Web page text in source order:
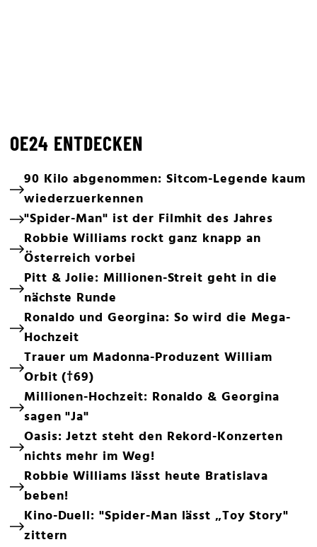
OE24 ENTDECKEN
90 Kilo abgenommen: Sitcom-Legende kaum
wiederzuerkennen
"Spider-Man" ist der Filmhit des Jahres
Robbie Williams rockt ganz knapp an
Österreich vorbei
Pitt & Jolie: Millionen-Streit geht in die
nächste Runde
Ronaldo und Georgina: So wird die Mega-
Hochzeit
Trauer um Madonna-Produzent William
Orbit (†69)
Millionen-Hochzeit: Ronaldo & Georgina
sagen "Ja"
Oasis: Jetzt steht den Rekord-Konzerten
nichts mehr im Weg!
Robbie Williams lässt heute Bratislava
beben!
Kino-Duell: "Spider-Man lässt „Toy Story"
zittern